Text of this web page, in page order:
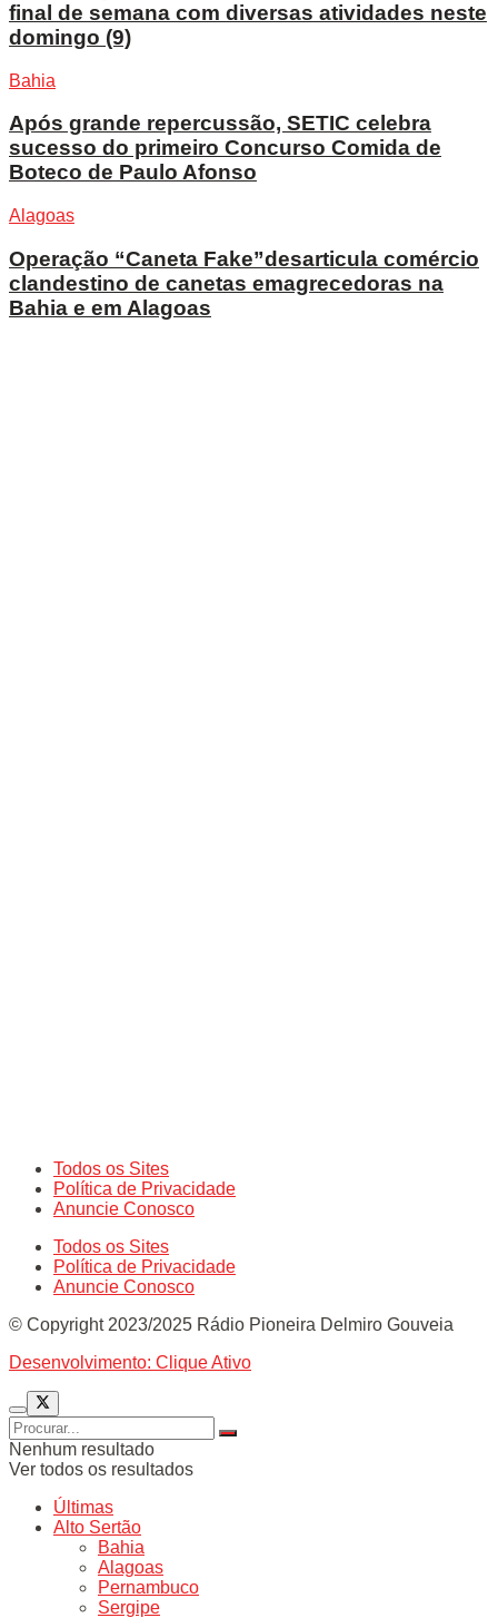
final de semana com diversas atividades neste
domingo (9)
Bahia
Após grande repercussão, SETIC celebra
sucesso do primeiro Concurso Comida de
Boteco de Paulo Afonso
Alagoas
Operação “Caneta Fake”desarticula comércio
clandestino de canetas emagrecedoras na
Bahia e em Alagoas
Todos os Sites
Política de Privacidade
Anuncie Conosco
Todos os Sites
Política de Privacidade
Anuncie Conosco
© Copyright 2023/2025 Rádio Pioneira Delmiro Gouveia
Desenvolvimento: Clique Ativo
Nenhum resultado
Ver todos os resultados
Últimas
Alto Sertão
Bahia
Alagoas
Pernambuco
Sergipe